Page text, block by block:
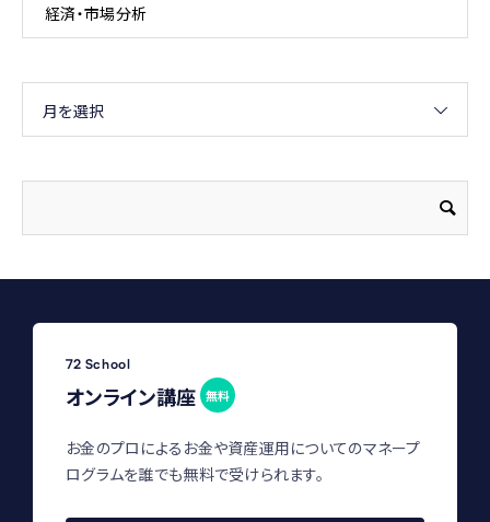
経済・市場分析
月を選択
72 School
オンライン講座 無料
お金のプロによるお金や資産運用についてのマネープ
ログラムを誰でも無料で受けられます。